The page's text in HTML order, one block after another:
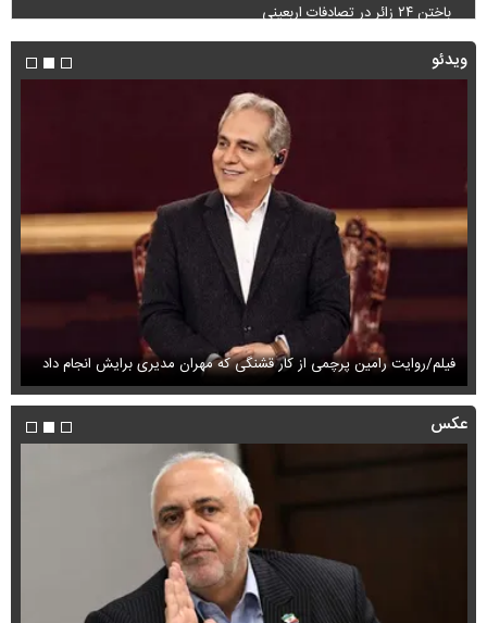
باختن ۲۴ زائر در تصادفات اربعینی
ویدئو
فیلم/روایت رامین پرچمی از کار قشنگی که مهران مدیری برایش انجام داد
عکس